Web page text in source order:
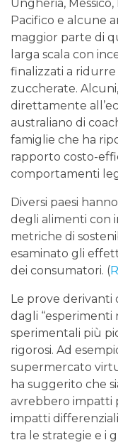
Ungheria,
Pacifico e alcune
maggior parte di
larga scala con
finalizzati a
zuccherate.
direttamente
australiano di
famiglie che ha
rapporto costo-
comportamenti
Diversi paesi
degli alimenti con
metriche di
esaminato gli
dei consumatori. (
Le prove derivanti
dagli “esperimenti
sperimentali più
rigorosi. Ad
supermercato
ha suggerito che
avrebbero impatti
impatti
tra le strategie e i